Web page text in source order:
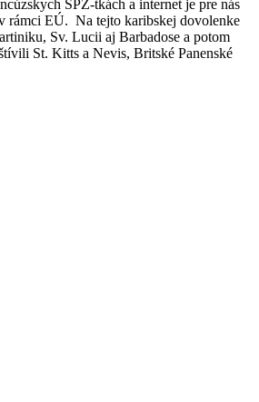
ŠPZ-tkách a internet je pre nás
rámci EÚ. Na tejto karibskej dovolenke
Sv. Lucii aj Barbadose a potom
St. Kitts a Nevis, Britské Panenské